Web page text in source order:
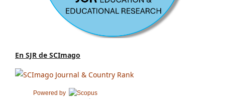
En SJR de SCImago
Powered by